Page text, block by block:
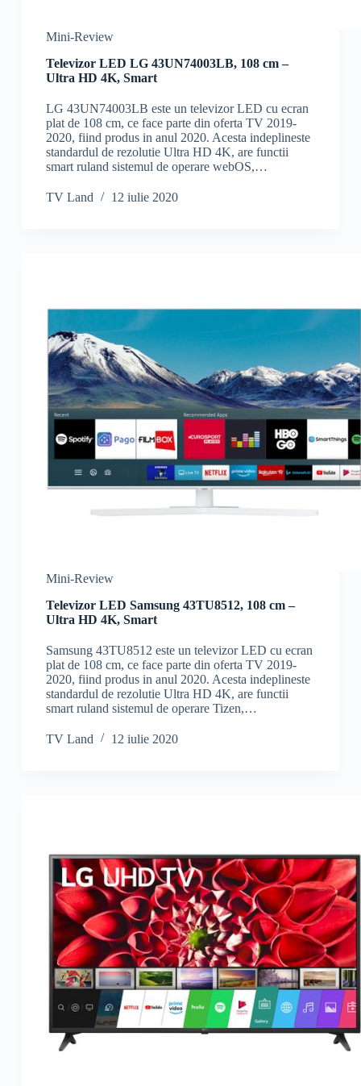
Mini-Review
Televizor LED LG 43UN74003LB, 108 cm –
Ultra HD 4K, Smart
LG 43UN74003LB este un televizor LED cu ecran
plat de 108 cm, ce face parte din oferta TV 2019-
2020, fiind produs in anul 2020. Acesta indeplineste
standardul de rezolutie Ultra HD 4K, are functii
smart ruland sistemul de operare webOS,…
TV Land 12 iulie 2020
Mini-Review
Televizor LED Samsung 43TU8512, 108 cm –
Ultra HD 4K, Smart
Samsung 43TU8512 este un televizor LED cu ecran
plat de 108 cm, ce face parte din oferta TV 2019-
2020, fiind produs in anul 2020. Acesta indeplineste
standardul de rezolutie Ultra HD 4K, are functii
smart ruland sistemul de operare Tizen,…
TV Land 12 iulie 2020